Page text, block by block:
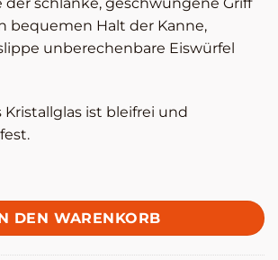
schlanke, geschwungene Griff
bequemen Halt der Kanne,
unberechenbare Eiswürfel
Kristallglas ist bleifrei und
hoch, Unterfang Menge
DEN WARENKORB